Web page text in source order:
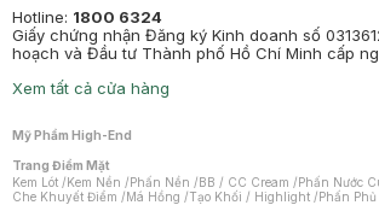
Hotline: 1800 6324
Giấy chứng nhận Đăng ký Kinh doanh số
hoạch và Đầu tư Thành phố Hồ Chí Minh cấp
Xem tất cả cửa hàng
Mỹ Phẩm High-End
Trang Điểm Mặt
Kem Lót /Kem Nền /Phấn Nền /BB / CC Cream /Phấn Nước
Che Khuyết Điểm /Má Hồng /Tạo Khối / Highlight /Phấn Phủ